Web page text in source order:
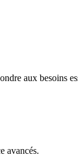
aux besoins
avancés.